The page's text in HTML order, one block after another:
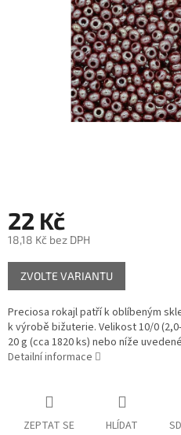
22 Kč
18,18 Kč bez DPH
Měrná
cena:
ZVOLTE VARIANTU
Preciosa rokajl patří k oblíbeným
k výrobě bižuterie. Velikost 10/0
20 g (cca 1820 ks) nebo níže
Detailní informace
ZEPTAT SE HLÍDAT